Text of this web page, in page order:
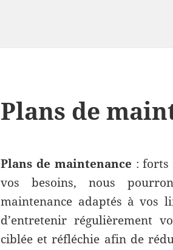
Plans de
Plans de maintenance : forts
vos besoins, nous
maintenance adaptés à vos
d’entretenir régulièrement
ciblée et réfléchie afin de